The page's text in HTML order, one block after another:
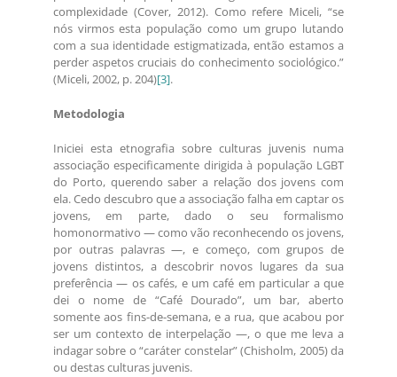
complexidade (Cover, 2012). Como refere Miceli, “se
nós virmos esta população como um grupo lutando
com a sua identidade estigmatizada, então estamos a
perder aspetos cruciais do conhecimento sociológico.”
(Miceli, 2002, p. 204)[3].
Metodologia
Iniciei esta etnografia sobre culturas juvenis numa
associação especificamente dirigida à população LGBT
do Porto, querendo saber a relação dos jovens com
ela. Cedo descubro que a associação falha em captar os
jovens, em parte, dado o seu formalismo
homonormativo — como vão reconhecendo os jovens,
por outras palavras —, e começo, com grupos de
jovens distintos, a descobrir novos lugares da sua
preferência — os cafés, e um café em particular a que
dei o nome de “Café Dourado”, um bar, aberto
somente aos fins-de-semana, e a rua, que acabou por
ser um contexto de interpelação —, o que me leva a
indagar sobre o “caráter constelar” (Chisholm, 2005) da
ou destas culturas juvenis.